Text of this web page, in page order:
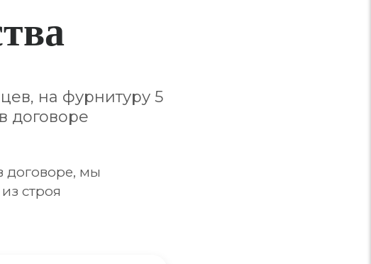
на фурнитуру 5
договоре
договоре, мы
строя